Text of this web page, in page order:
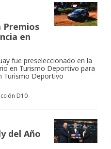
Premios
en
fue preseleccionado en la
en Turismo Deportivo para
Turismo Deportivo
D10
del Año